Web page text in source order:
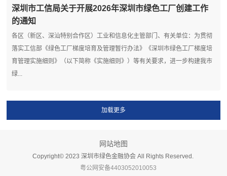
深圳市工信局关于开展2026年深圳市绿色工厂创建工作
的通知
各区（新区、深汕特别合作区）工业和信息化主管部门、有关单位：为贯彻
落实工信部《绿色工厂梯度培育及管理暂行办法》《深圳市绿色工厂梯度培
育管理实施细则》（以下简称《实施细则》）等有关要求，进一步构建我市
绿...
网站地图
Copyright©️ 2023 深圳市绿色金融协会 All Rights Reserved.
粤公网安备4403052010053